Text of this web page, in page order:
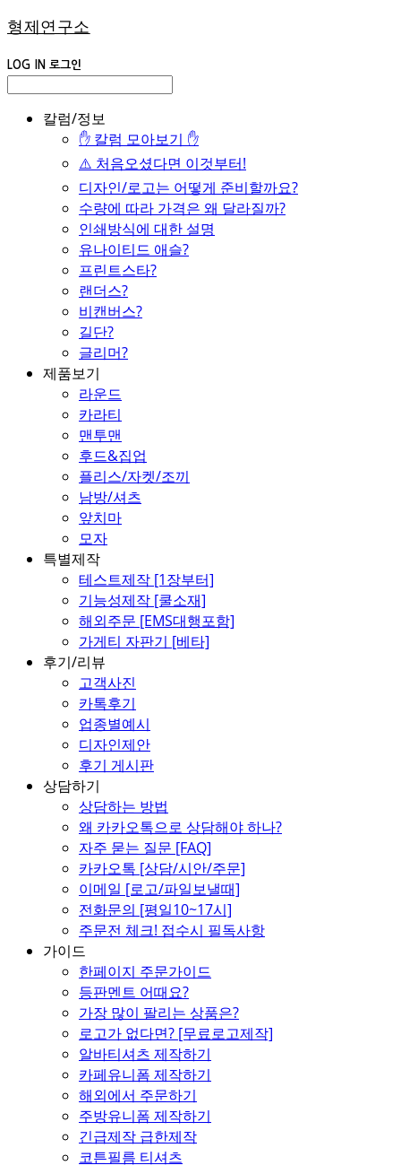
형제연구소
LOG IN 로그인
칼럼/정보
✋ 칼럼 모아보기 ✋
⚠️ 처음오셨다면 이것부터!
디자인/로고는 어떻게 준비할까요?
수량에 따라 가격은 왜 달라질까?
인쇄방식에 대한 설명
유나이티드 애슬?
프린트스타?
랜더스?
비캔버스?
길단?
글리머?
제품보기
라운드
카라티
맨투맨
후드&집업
플리스/자켓/조끼
남방/셔츠
앞치마
모자
특별제작
테스트제작 [1장부터]
기능성제작 [쿨소재]
해외주문 [EMS대행포함]
가게티 자판기 [베타]
후기/리뷰
고객사진
카톡후기
업종별예시
디자인제안
후기 게시판
상담하기
상담하는 방법
왜 카카오톡으로 상담해야 하나?
자주 묻는 질문 [FAQ]
카카오톡 [상담/시안/주문]
이메일 [로고/파일보낼때]
전화문의 [평일10~17시]
주문전 체크! 접수시 필독사항
가이드
한페이지 주문가이드
등판멘트 어때요?
가장 많이 팔리는 상품은?
로고가 없다면? [무료로고제작]
알바티셔츠 제작하기
카페유니폼 제작하기
해외에서 주문하기
주방유니폼 제작하기
긴급제작 급한제작
코튼필름 티셔츠